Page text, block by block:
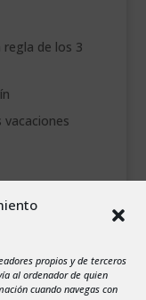
propios y de terceros
al ordenador de quien
cuando navegas con
regla de los 3
S
8
9
15 16